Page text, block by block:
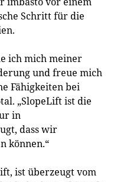
Schritt für die
ich mich meiner
und freue mich
Fähigkeiten bei
„SlopeLift ist die
in
dass wir
können.“
ist überzeugt vom